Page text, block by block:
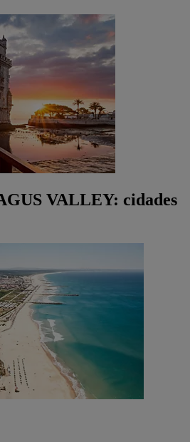
VALLEY: cidades